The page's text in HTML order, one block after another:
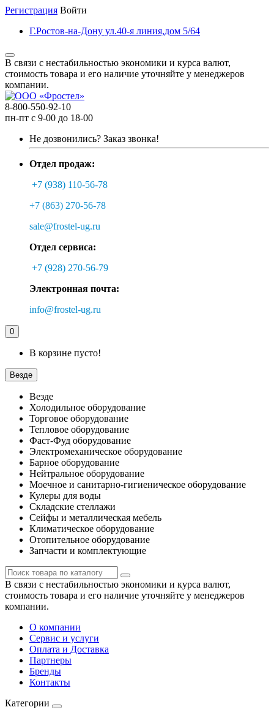
Регистрация Войти
Г.Ростов-на-Дону ул.40-я линия,дом 5/64
В связи с нестабильностью экономики и курса валют,
стоимость товара и его наличие уточняйте у менеджеров
компании.
8-800-550-92-10
пн-пт с 9-00 до 18-00
Не дозвонились? Заказ звонка!
Отдел продаж:
+7 (938) 110-56-78
+7 (863) 270-56-78
sale@frostel-ug.ru
Отдел сервиса:
+7 (928) 270-56-79
Электронная почта:
info@frostel-ug.ru
0
В корзине пусто!
Везде
Везде
Холодильное оборудование
Торговое оборудование
Тепловое оборудование
Фаст-Фуд оборудование
Электромеханическое оборудование
Барное оборудование
Нейтральное оборудование
Моечное и санитарно-гигиеническое оборудование
Кулеры для воды
Складские стеллажи
Сейфы и металлическая мебель
Климатическое оборудование
Отопительное оборудование
Запчасти и комплектующие
В связи с нестабильностью экономики и курса валют,
стоимость товара и его наличие уточняйте у менеджеров
компании.
О компании
Сервис и услуги
Оплата и Доставка
Партнеры
Бренды
Контакты
Категории